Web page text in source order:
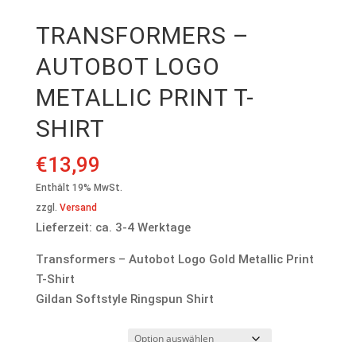
TRANSFORMERS –
AUTOBOT LOGO
METALLIC PRINT T-
SHIRT
€13,99
Enthält 19% MwSt.
zzgl. Versand
Lieferzeit: ca. 3-4 Werktage
Transformers – Autobot Logo Gold Metallic Print
T-Shirt
Gildan Softstyle Ringspun Shirt